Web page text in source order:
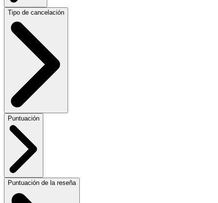
Tipo de cancelación
Puntuación
Puntuación de la reseña